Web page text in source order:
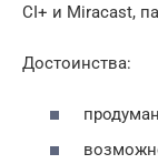
CI+ и Miracast,
Достоинства: